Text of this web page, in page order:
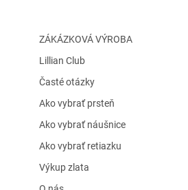
ZÁKÁZKOVÁ VÝROBA
Lillian Club
Časté otázky
Ako vybrať prsteň
Ako vybrať náušnice
Ako vybrať retiazku
Výkup zlata